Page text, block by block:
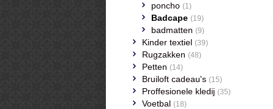
poncho (1)
Badcape (19)
badmatten (9)
Kinder textiel (39)
Rugzakken (48)
Petten (14)
Bruiloft cadeau's (15)
Proffesionele kledij (35)
Voetbal (18)